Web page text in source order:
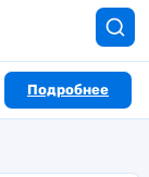
Подробнее